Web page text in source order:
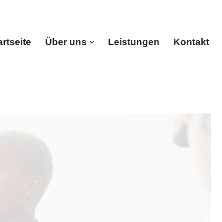
Über uns Leistungen Kontakt